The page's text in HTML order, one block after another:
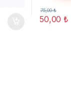
50,00₺
75,00₺